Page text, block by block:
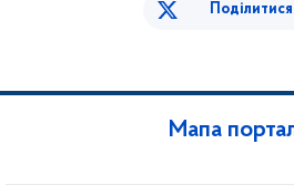
Поділитися
Мапа